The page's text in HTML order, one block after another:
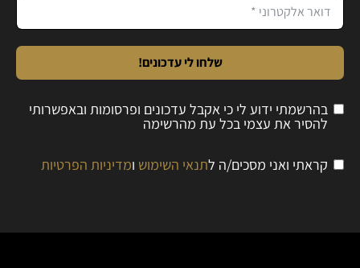
שלחו לי עדכונים!
בהרשמתי ידוע לי כי אקבל עדכונים ופרסומות ובאפשרותי
להסיר את עצמי בכל עת מהרשימה
קראתי ואני מסכים/ה לתנאי השימוש ומדיניות הפרטיות